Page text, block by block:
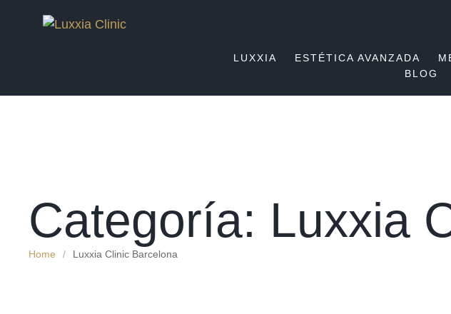
LUXXIA ESTÉTICA AVANZADA
BLOG
Categoría: Luxxia
Home / Luxxia Clinic Barcelona